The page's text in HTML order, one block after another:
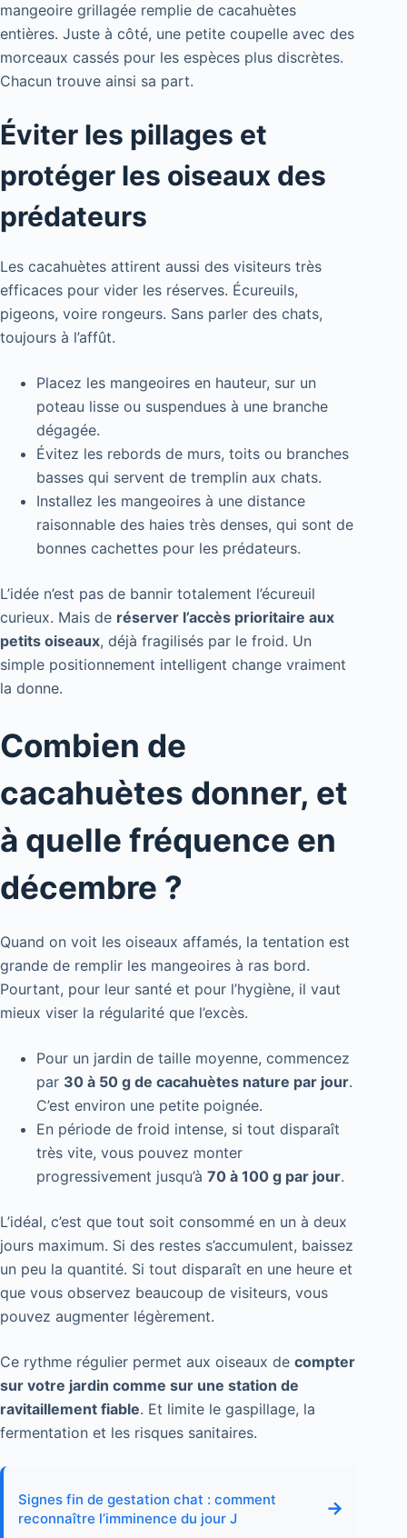
mangeoire grillagée remplie de cacahuètes
entières. Juste à côté, une petite coupelle avec des
morceaux cassés pour les espèces plus discrètes.
Chacun trouve ainsi sa part.
Éviter les pillages et
protéger les oiseaux des
prédateurs
Les cacahuètes attirent aussi des visiteurs très
efficaces pour vider les réserves. Écureuils,
pigeons, voire rongeurs. Sans parler des chats,
toujours à l’affût.
Placez les mangeoires en hauteur, sur un
poteau lisse ou suspendues à une branche
dégagée.
Évitez les rebords de murs, toits ou branches
basses qui servent de tremplin aux chats.
Installez les mangeoires à une distance
raisonnable des haies très denses, qui sont de
bonnes cachettes pour les prédateurs.
L’idée n’est pas de bannir totalement l’écureuil
curieux. Mais de réserver l’accès prioritaire aux
petits oiseaux, déjà fragilisés par le froid. Un
simple positionnement intelligent change vraiment
la donne.
Combien de
cacahuètes donner, et
à quelle fréquence en
décembre ?
Quand on voit les oiseaux affamés, la tentation est
grande de remplir les mangeoires à ras bord.
Pourtant, pour leur santé et pour l’hygiène, il vaut
mieux viser la régularité que l’excès.
Pour un jardin de taille moyenne, commencez
par 30 à 50 g de cacahuètes nature par jour.
C’est environ une petite poignée.
En période de froid intense, si tout disparaît
très vite, vous pouvez monter
progressivement jusqu’à 70 à 100 g par jour.
L’idéal, c’est que tout soit consommé en un à deux
jours maximum. Si des restes s’accumulent, baissez
un peu la quantité. Si tout disparaît en une heure et
que vous observez beaucoup de visiteurs, vous
pouvez augmenter légèrement.
Ce rythme régulier permet aux oiseaux de compter
sur votre jardin comme sur une station de
ravitaillement fiable. Et limite le gaspillage, la
fermentation et les risques sanitaires.
Signes fin de gestation chat : comment
reconnaître l’imminence du jour J
→